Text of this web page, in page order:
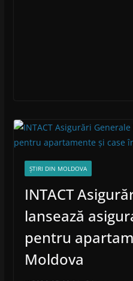
ȘTIRI DIN MOLDOVA
INTACT
lansează
pentru
Moldova